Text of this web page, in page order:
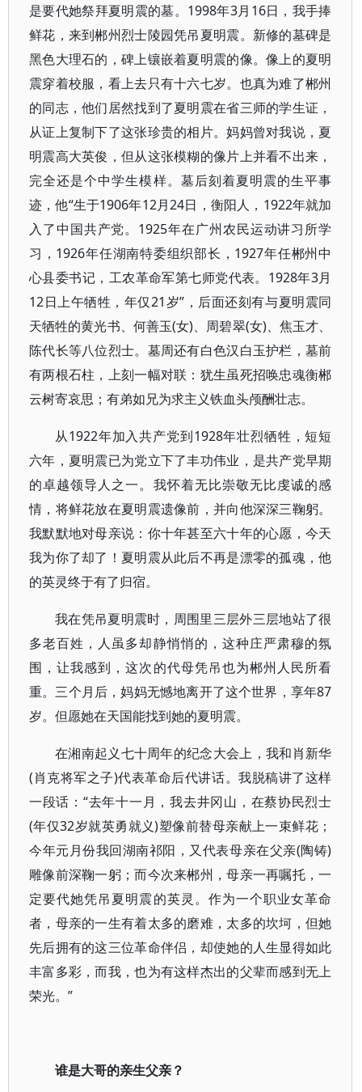
是要代她祭拜夏明震的墓。1998年3月16日，我手捧
鲜花，来到郴州烈士陵园凭吊夏明震。新修的墓碑是
黑色大理石的，碑上镶嵌着夏明震的像。像上的夏明
震穿着校服，看上去只有十六七岁。也真为难了郴州
的同志，他们居然找到了夏明震在省三师的学生证，
从证上复制下了这张珍贵的相片。妈妈曾对我说，夏
明震高大英俊，但从这张模糊的像片上并看不出来，
完全还是个中学生模样。墓后刻着夏明震的生平事
迹，他“生于1906年12月24日，衡阳人，1922年就加
入了中国共产党。1925年在广州农民运动讲习所学
习，1926年任湖南特委组织部长，1927年任郴州中
心县委书记，工农革命军第七师党代表。1928年3月
12日上午牺牲，年仅21岁”，后面还刻有与夏明震同
天牺牲的黄光书、何善玉(女)、周碧翠(女)、焦玉才、
陈代长等八位烈士。墓周还有白色汉白玉护栏，墓前
有两根石柱，上刻一幅对联：犹生虽死招唤忠魂衡郴
云树寄哀思；有弟如兄为求主义铁血头颅酬壮志。
从1922年加入共产党到1928年壮烈牺牲，短短
六年，夏明震已为党立下了丰功伟业，是共产党早期
的卓越领导人之一。我怀着无比崇敬无比虔诚的感
情，将鲜花放在夏明震遗像前，并向他深深三鞠躬。
我默默地对母亲说：你十年甚至六十年的心愿，今天
我为你了却了！夏明震从此后不再是漂零的孤魂，他
的英灵终于有了归宿。
我在凭吊夏明震时，周围里三层外三层地站了很
多老百姓，人虽多却静悄悄的，这种庄严肃穆的氛
围，让我感到，这次的代母凭吊也为郴州人民所看
重。三个月后，妈妈无憾地离开了这个世界，享年87
岁。但愿她在天国能找到她的夏明震。
在湘南起义七十周年的纪念大会上，我和肖新华
(肖克将军之子)代表革命后代讲话。我脱稿讲了这样
一段话：“去年十一月，我去井冈山，在蔡协民烈士
(年仅32岁就英勇就义)塑像前替母亲献上一束鲜花；
今年元月份我回湖南祁阳，又代表母亲在父亲(陶铸)
雕像前深鞠一躬；而今次来郴州，母亲一再嘱托，一
定要代她凭吊夏明震的英灵。作为一个职业女革命
者，母亲的一生有着太多的磨难，太多的坎坷，但她
先后拥有的这三位革命伴侣，却使她的人生显得如此
丰富多彩，而我，也为有这样杰出的父辈而感到无上
荣光。”
谁是大哥的亲生父亲？